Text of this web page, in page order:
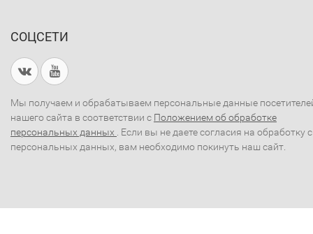
СОЦСЕТИ
Мы получаем и обрабатываем персональные данные
нашего сайта в соответствии с Положением об обработке
персональных данных . Если вы не даете согласия на обработку
персональных данных, вам необходимо покинуть наш сайт.